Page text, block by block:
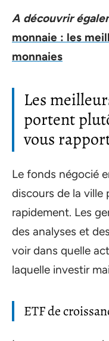
A découvrir
monnaie : les
monnaies
Les
portent
vous
Le fonds négocié
discours de la ville
rapidement. Les
des analyses et
voir dans quelle
laquelle investir
ETF de